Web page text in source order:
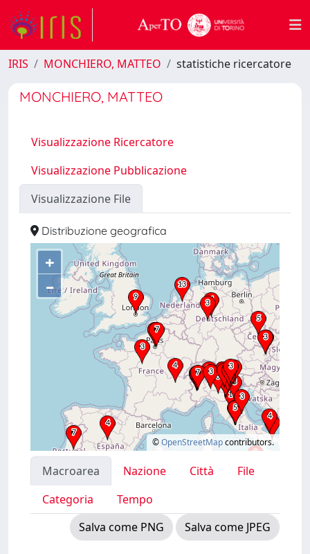
IRIS MONCHIERO, MATTEO statistiche ricercatore
MONCHIERO, MATTEO
Visualizzazione Ricercatore
Visualizzazione Pubblicazione
Visualizzazione File
Distribuzione geografica
+
–
©OpenStreetMapcontributors.
Macroarea Nazione Città
File
Categoria
Tempo
Salva come PNG
Salva come JPEG